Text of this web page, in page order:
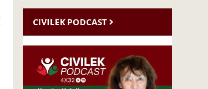
CIVILEK PODCAST